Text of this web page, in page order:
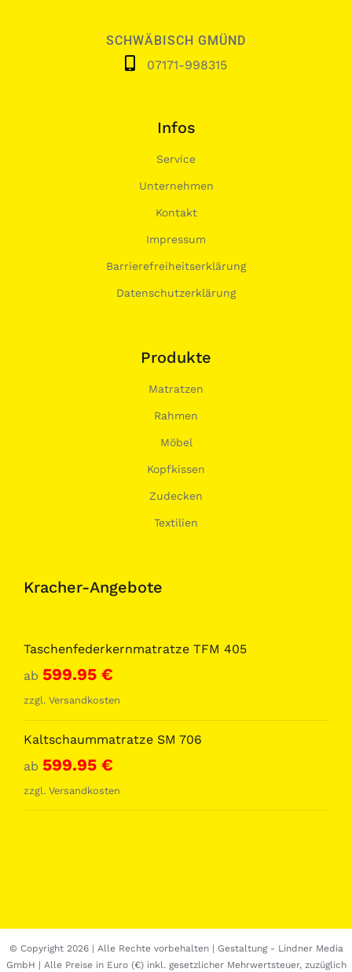
SCHWÄBISCH GMÜND
07171-998315
Infos
Service
Unternehmen
Kontakt
Impressum
Barrierefreiheitserklärung
Datenschutzerklärung
Produkte
Matratzen
Rahmen
Möbel
Kopfkissen
Zudecken
Textilien
Kracher-Angebote
Taschenfederkernmatratze TFM 405
ab 599.95 €
zzgl. Versandkosten
Kaltschaummatratze SM 706
ab 599.95 €
zzgl. Versandkosten
© Copyright 2026 | Alle Rechte vorbehalten | Gestaltung - Lindner Media
GmbH | Alle Preise in Euro (€) inkl. gesetzlicher Mehrwertsteuer, zuzüglich